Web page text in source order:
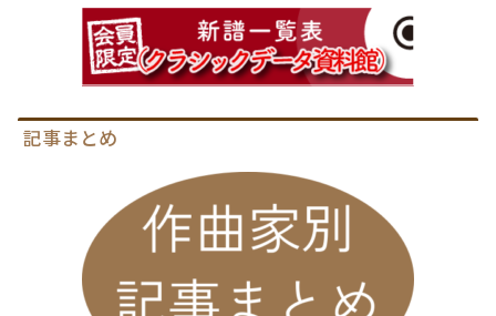
記事まとめ